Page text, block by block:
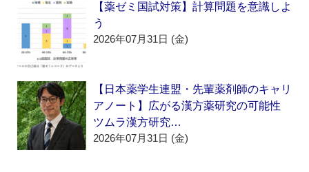
【薬ゼミ国試対策】計算問題を意識しよ
う
2026年07月31日 (金)
【日本薬学生連盟・先輩薬剤師のキャリ
アノート】広がる漢方薬研究の可能性
ツムラ漢方研究…
2026年07月31日 (金)